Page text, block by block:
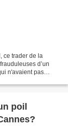
ce trader de la
d’un
n'avaient pas
poil